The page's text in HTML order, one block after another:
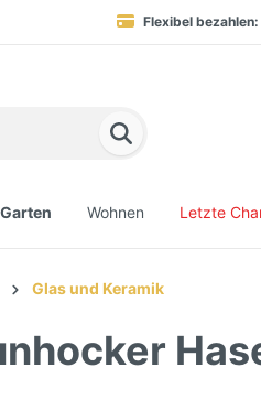
Garten Wohnen Letzte
Glas und Keramik